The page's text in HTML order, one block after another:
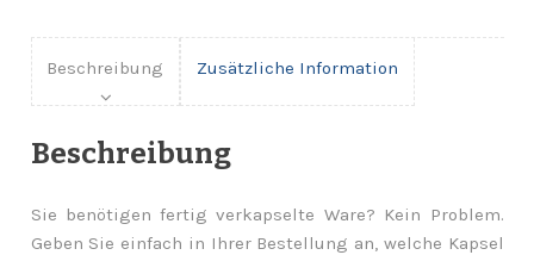
Beschreibung Zusätzliche Information
Beschreibung
Sie benötigen fertig verkapselte Ware? Kein Problem.
Geben Sie einfach in Ihrer Bestellung an, welche Kapsel